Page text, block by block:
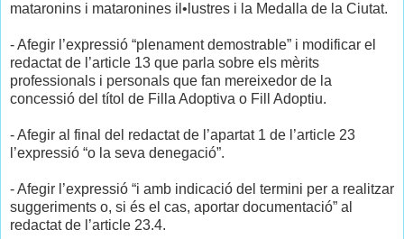
mataronins i mataronines il•lustres i la Medalla de la Ciutat.
- Afegir l’expressió “plenament demostrable” i modificar el
redactat de l’article 13 que parla sobre els mèrits
professionals i personals que fan mereixedor de la
concessió del títol de Filla Adoptiva o Fill Adoptiu.
- Afegir al final del redactat de l’apartat 1 de l’article 23
l’expressió “o la seva denegació”.
- Afegir l’expressió “i amb indicació del termini per a realitzar
suggeriments o, si és el cas, aportar documentació” al
redactat de l’article 23.4.